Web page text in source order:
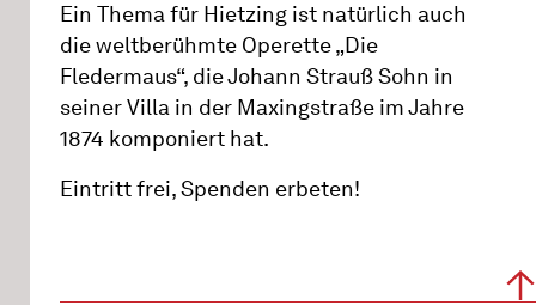
Ein Thema für Hietzing ist natürlich auch
die weltberühmte Operette „Die
Fledermaus“, die Johann Strauß Sohn in
seiner Villa in der Maxingstraße im Jahre
1874 komponiert hat.
Eintritt frei, Spenden erbeten!